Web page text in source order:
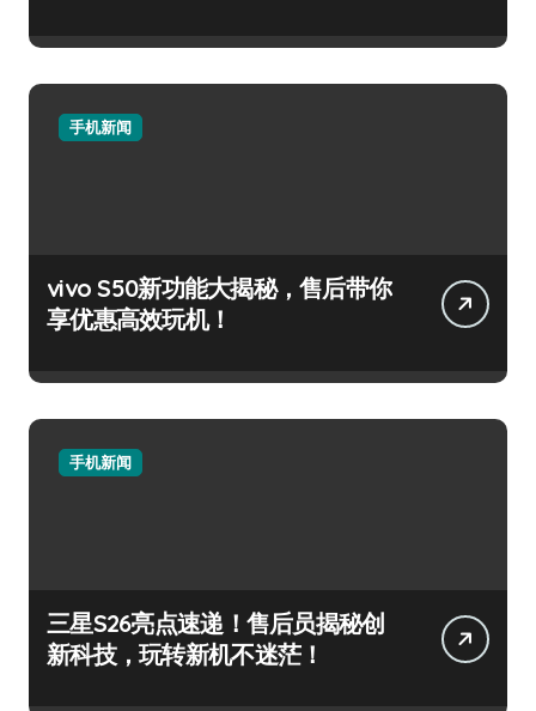
手机新闻
vivo S50新功能大揭秘，售后带你
享优惠高效玩机！
手机新闻
三星S26亮点速递！售后员揭秘创
新科技，玩转新机不迷茫！